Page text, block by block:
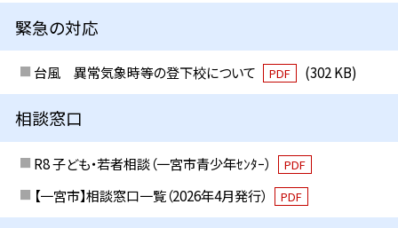
緊急の対応
台風 異常気象時等の登下校について PDF (302 KB)
相談窓口
R8 子ども・若者相談（一宮市青少年ｾﾝﾀｰ） PDF
【一宮市】相談窓口一覧（2026年4月発行） PDF